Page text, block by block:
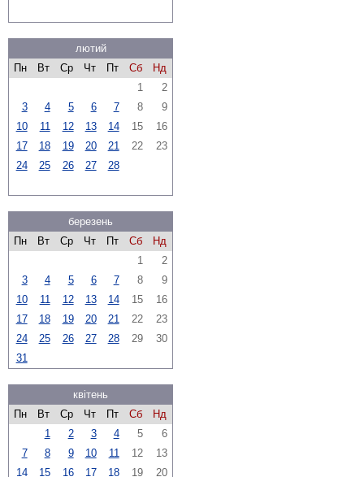
лютий
Пн
Вт Ср Чт Пт Сб
Нд
1
2
3
4 5 6 7 8
9
10
11 12 13 14 15
16
17
18 19 20 21 22
23
24
25 26 27 28
березень
Пн
Вт Ср Чт Пт Сб
Нд
1
2
3
4 5 6 7 8
9
10
11 12 13 14 15
16
17
18 19 20 21 22
23
24
25 26 27 28 29
30
31
квітень
Пн
Вт Ср Чт Пт Сб
Нд
1
2 3 4 5
6
7
8 9 10 11 12
13
14
15 16 17 18 19
20